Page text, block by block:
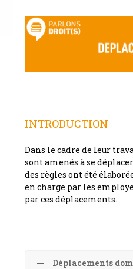
INTRODUCTION
Dans le cadre de leur
sont amenés à se
des règles ont été
en charge par les
par ces déplacements.
Déplacements